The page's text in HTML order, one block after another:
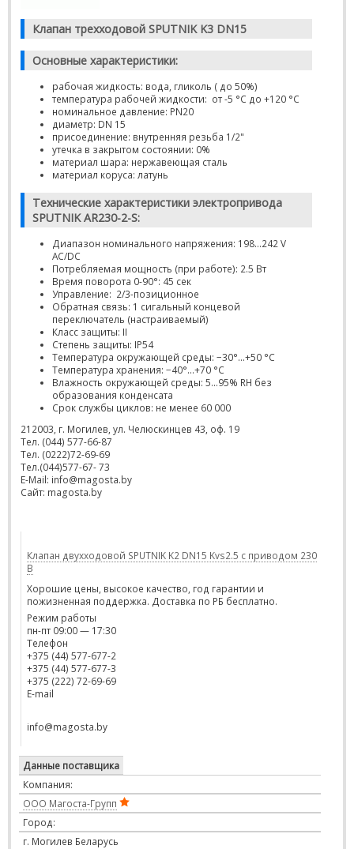
Клапан трехходовой SPUTNIK K3 DN15
Основные характеристики:
рабочая жидкость: вода, гликоль ( до 50%)
температура рабочей жидкости: от -5 °С до +120 °С
номинальное давление: PN20
диаметр: DN 15
присоединение: внутренняя резьба 1/2"
утечка в закрытом состоянии: 0%
материал шара: нержавеющая сталь
материал коруса: латунь
Технические характеристики электропривода
SPUTNIK AR230-2-S:
Диапазон номинального напряжения: 198…242 V
AC/DC
Потребляемая мощность (при работе): 2.5 Вт
Время поворота 0-90°: 45 сек
Управление: 2/3-позиционное
Обратная связь: 1 сигальный концевой
переключатель (настраиваемый)
Класс защиты: II
Степень защиты: IP54
Температура окружающей среды: −30°...+50 °С
Температура хранения: −40°...+70 °С
Влажность окружающей среды: 5...95% RH без
образования конденсата
Срок службы циклов: не менее 60 000
212003, г. Могилев, ул. Челюскинцев 43, оф. 19
Тел. (044) 577-66-87
Тел. (0222)72-69-69
Тел.(044)577-67- 73
E-Mail: info@magosta.by
Сайт: magosta.by
Клапан двухходовой SPUTNIK K2 DN15 Kvs2.5 с приводом 230
В
Хорошие цены, высокое качество, год гарантии и
пожизненная поддержка. Доставка по РБ бесплатно.
Режим работы
пн-пт 09:00 — 17:30
Телефон
+375 (44) 577-677-2
+375 (44) 577-677-3
+375 (222) 72-69-69
E-mail
info@magosta.by
Данные поставщика
Компания:
ООО Магоста-Групп
Город:
г. Могилев Беларусь